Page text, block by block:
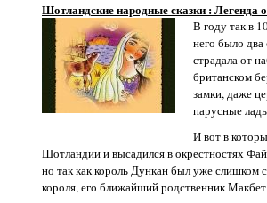
Шотландские народные сказки : Легенда
В году так в
него было
страдала от
британском
замки, даже
парусные
И вот в
Шотландии и высадился в окрестностях
но так как король Дункан был уже
короля, его ближайший родственник